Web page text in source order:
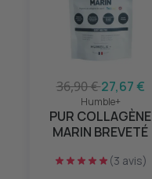
36,90 €27,67 €
Humble+
PUR COLLAGÈNE
MARIN BREVETÉ
(3 avis)